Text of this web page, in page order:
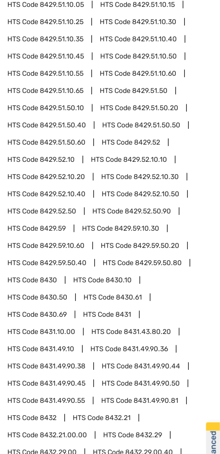
HTS Code8429.51.10.05 HTS Code8429.51.10.15
HTS Code8429.51.10.25 HTS Code8429.51.10.30
HTS Code8429.51.10.35 HTS Code8429.51.10.40
HTS Code8429.51.10.45 HTS Code8429.51.10.50
HTS Code8429.51.10.55 HTS Code8429.51.10.60
HTS Code8429.51.10.65 HTS Code8429.51.50
HTS Code8429.51.50.10 HTS Code8429.51.50.20
HTS Code8429.51.50.40 HTS Code8429.51.50.50
HTS Code8429.51.50.60 HTS Code8429.52
HTS Code8429.52.10 HTS Code8429.52.10.10
HTS Code8429.52.10.20 HTS Code8429.52.10.30
HTS Code8429.52.10.40 HTS Code8429.52.10.50
HTS Code8429.52.50 HTS Code8429.52.50.90
HTS Code8429.59 HTS Code8429.59.10.30
HTS Code8429.59.10.60 HTS Code8429.59.50.20
HTS Code8429.59.50.40 HTS Code8429.59.50.80
HTS Code8430 HTS Code8430.10
HTS Code8430.50 HTS Code8430.61
HTS Code8430.69 HTS Code8431
HTS Code8431.10.00 HTS Code8431.43.80.20
HTS Code8431.49.10 HTS Code8431.49.90.36
HTS Code8431.49.90.38 HTS Code8431.49.90.44
HTS Code8431.49.90.45 HTS Code8431.49.90.50
HTS Code8431.49.90.55 HTS Code8431.49.90.81
HTS Code8432 HTS Code8432.21
HTS Code8432.21.00.00 HTS Code8432.29
HTS Code8432.29.00 HTS Code8432.29.00.40